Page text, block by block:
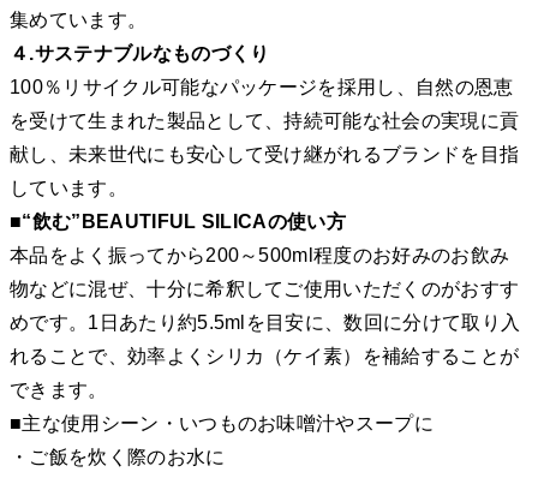
集めています。
４.サステナブルなものづくり
100％リサイクル可能なパッケージを採用し、自然の恩恵
を受けて生まれた製品として、持続可能な社会の実現に貢
献し、未来世代にも安心して受け継がれるブランドを目指
しています。
■“飲む” BEAUTIFUL SILICAの使い方
本品をよく振ってから200～500ml程度のお好みのお飲み
物などに混ぜ、十分に希釈してご使用いただくのがおすす
めです。1日あたり約5.5mlを目安に、数回に分けて取り入
れることで、効率よくシリカ（ケイ素）を補給することが
できます。
■主な使用シーン・いつものお味噌汁やスープに
・ご飯を炊く際のお水に